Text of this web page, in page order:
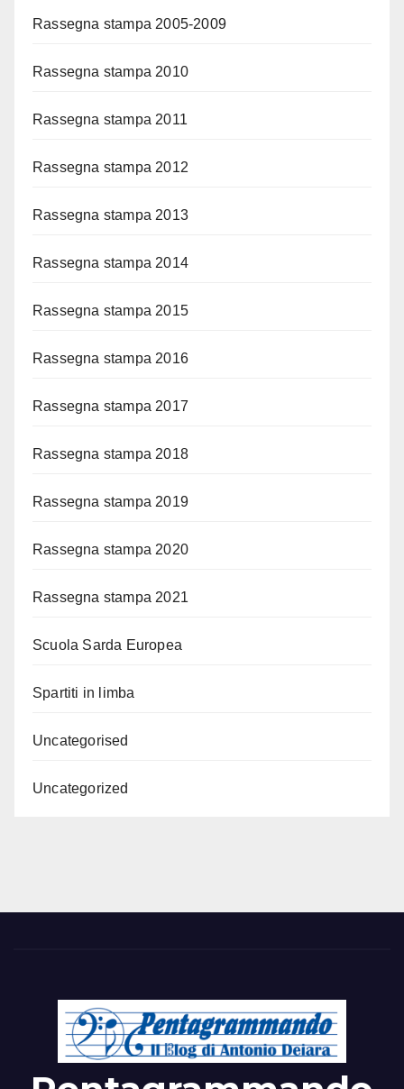
Rassegna stampa 2005-2009
Rassegna stampa 2010
Rassegna stampa 2011
Rassegna stampa 2012
Rassegna stampa 2013
Rassegna stampa 2014
Rassegna stampa 2015
Rassegna stampa 2016
Rassegna stampa 2017
Rassegna stampa 2018
Rassegna stampa 2019
Rassegna stampa 2020
Rassegna stampa 2021
Scuola Sarda Europea
Spartiti in limba
Uncategorised
Uncategorized